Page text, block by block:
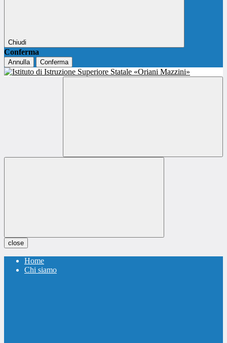
Chiudi
Conferma
Annulla Conferma
close
Home
Chi siamo